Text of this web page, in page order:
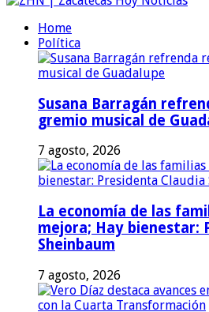
Home
Política
Susana Barragán
gremio musical de
7 agosto, 2026
La economía de las
mejora; Hay bienestar:
Sheinbaum
7 agosto, 2026